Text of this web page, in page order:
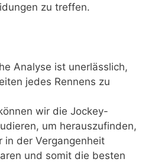
zu treffen.
Analyse ist unerlässlich,
jedes Rennens zu
wir die Jockey-
um herauszufinden,
in der Vergangenheit
und somit die besten